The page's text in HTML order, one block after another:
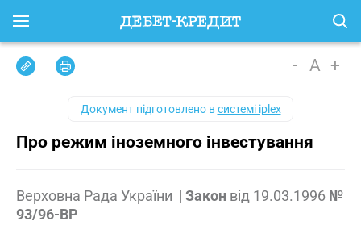
- A +
Документ підготовлено всистемі iplex
Про режим іноземного інвестування
Верховна Рада України | Закон від 19.03.1996 №
93/96-ВР